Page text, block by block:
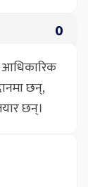
0
आधिकारिक
छन्,
छन्।